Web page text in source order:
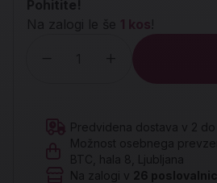
Pohitite!
Na zalogi le še 1 kos!
Predvidena dostava v 2
Možnost osebnega
BTC, hala 8, Ljubljana
Na zalogi v 26